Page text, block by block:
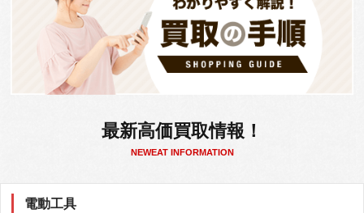
最新高価買取情報！
NEWEAT INFORMATION
電動工具